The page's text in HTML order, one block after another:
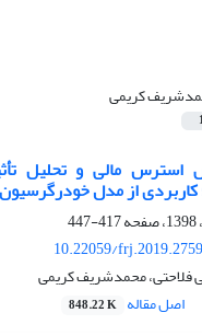
کریمی
مالی و تحلیل
کاربردی از مدل
417-447
10.22059/
فلاحتی، محمدشریف کریمی
اصل مقاله 848.22 K